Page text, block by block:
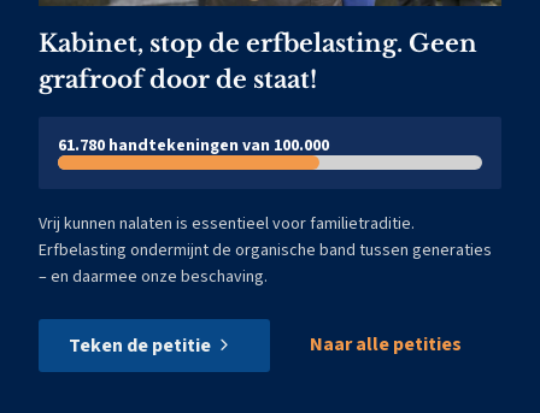
Kabinet, stop de erfbelasting. Geen
grafroof door de staat!
61.780 handtekeningen van 100.000
Vrij kunnen nalaten is essentieel voor familietraditie.
Erfbelasting ondermijnt de organische band tussen generaties
– en daarmee onze beschaving.
Teken de petitie Naar alle petities